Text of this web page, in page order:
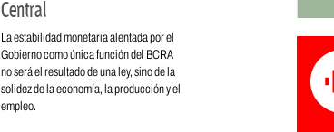
Central
La estabilidad monetaria alentada por el
Gobierno como única función del BCRA
no será el resultado de una ley, sino de la
solidez de la economía, la producción y el
empleo.